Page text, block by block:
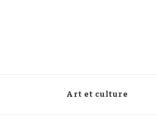
Art et culture